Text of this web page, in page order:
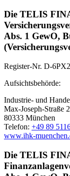
Die TELIS
Abs. 1 GewO,
Register-Nr. D-
Aufsichtsbehörde:
Industrie- und
Max-Joseph-Straße 2
80333 München
Telefon: +49 89
www.ihk-
Die TELIS